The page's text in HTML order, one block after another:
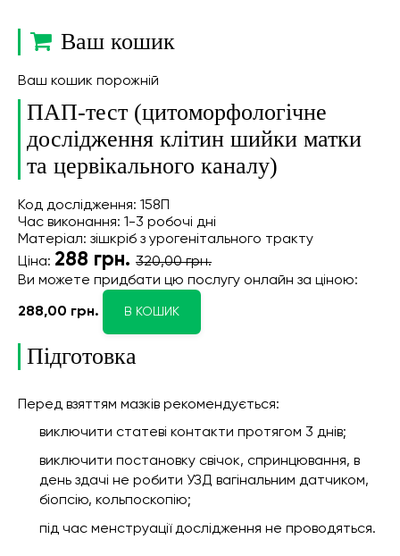
Ваш кошик
Ваш кошик порожній
ПАП-тест (цитоморфологічне
дослідження клітин шийки матки
та цервікального каналу)
Код дослідження: 158П
Час виконання: 1-3 робочі дні
Матеріал: зішкріб з урогенітального тракту
Ціна: 288 грн. 320,00 грн.
Ви можете придбати цю послугу онлайн за ціною:
288,00 грн. В КОШИК
Підготовка
Перед взяттям мазків рекомендується:
виключити статеві контакти протягом 3 днів;
виключити постановку свічок, спринцювання, в
день здачі не робити УЗД вагінальним датчиком,
біопсію, кольпоскопію;
під час менструації дослідження не проводяться.